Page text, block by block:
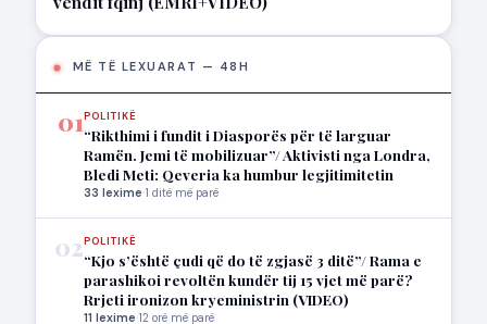
MË TË LEXUARAT — 48H
01 POLITIKË
“Rikthimi i fundit i Diasporës për të larguar
Ramën. Jemi të mobilizuar”/ Aktivisti nga Londra,
Bledi Meti: Qeveria ka humbur legjitimitetin
33 lexime·1 ditë më parë
02 POLITIKË
“Kjo s’është çudi që do të zgjasë 3 ditë”/ Rama e
parashikoi revoltën kundër tij 15 vjet më parë?
Rrjeti ironizon kryeministrin (VIDEO)
11 lexime·12 orë më parë